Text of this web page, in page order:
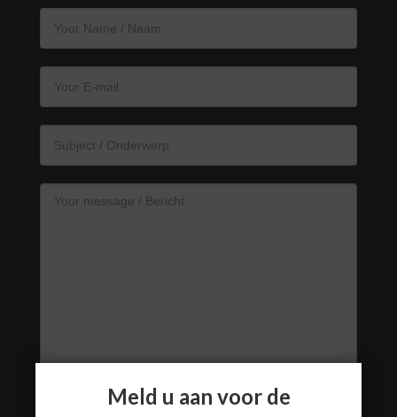
Meld u aan voor de